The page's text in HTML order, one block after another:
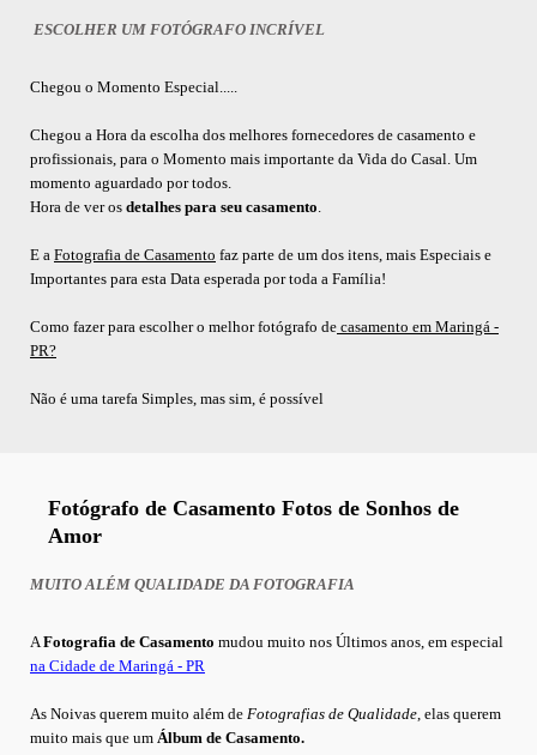
ESCOLHER UM FOTÓGRAFO INCRÍVEL
Chegou o Momento Especial.....
Chegou a Hora da escolha dos melhores fornecedores de casamento e
profissionais, para o Momento mais importante da Vida do Casal. Um
momento aguardado por todos.
Hora de ver os detalhes para seu casamento
E a Fotografia de Casamento faz parte de um dos itens, mais Especiais e
Importantes para esta Data esperada por toda a Família!
Como fazer para escolher o melhor fotógrafo de casamento em Maringá -
PR?
Não é uma tarefa Simples, mas sim, é possível
Fotógrafo de Casamento Fotos de Sonhos de
Amor
MUITO ALÉM QUALIDADE DA FOTOGRAFIA
A Fotografia de Casamento mudou muito nos Últimos anos, em especial
na Cidade de Maringá - PR
As Noivas querem muito além de Fotografias de Qualidade , elas querem
muito mais que um Álbum de Casamento.